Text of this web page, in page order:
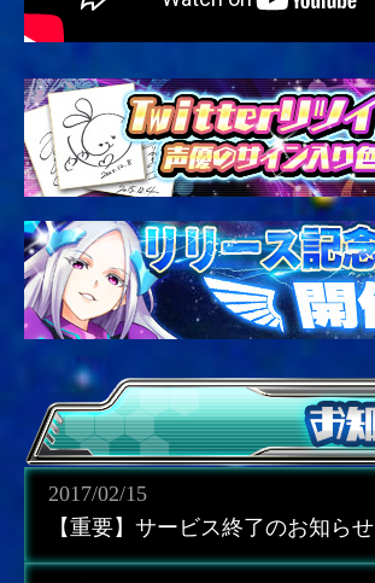
2017/02/15
【重要】サービス終了のお知らせ